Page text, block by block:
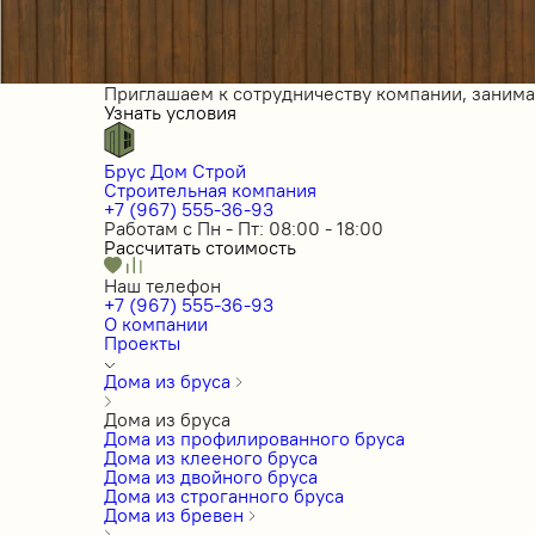
Приглашаем к сотрудничеству компании,
Узнать условия
Брус Дом Строй
Строительная компания
+7 (967) 555-36-93
Работам с Пн - Пт: 08:00 - 18:00
Рассчитать стоимость
Наш телефон
+7 (967) 555-36-93
О компании
Проекты
Дома из бруса
Дома из бруса
Дома из профилированного бруса
Дома из клееного бруса
Дома из двойного бруса
Дома из строганного бруса
Дома из бревен